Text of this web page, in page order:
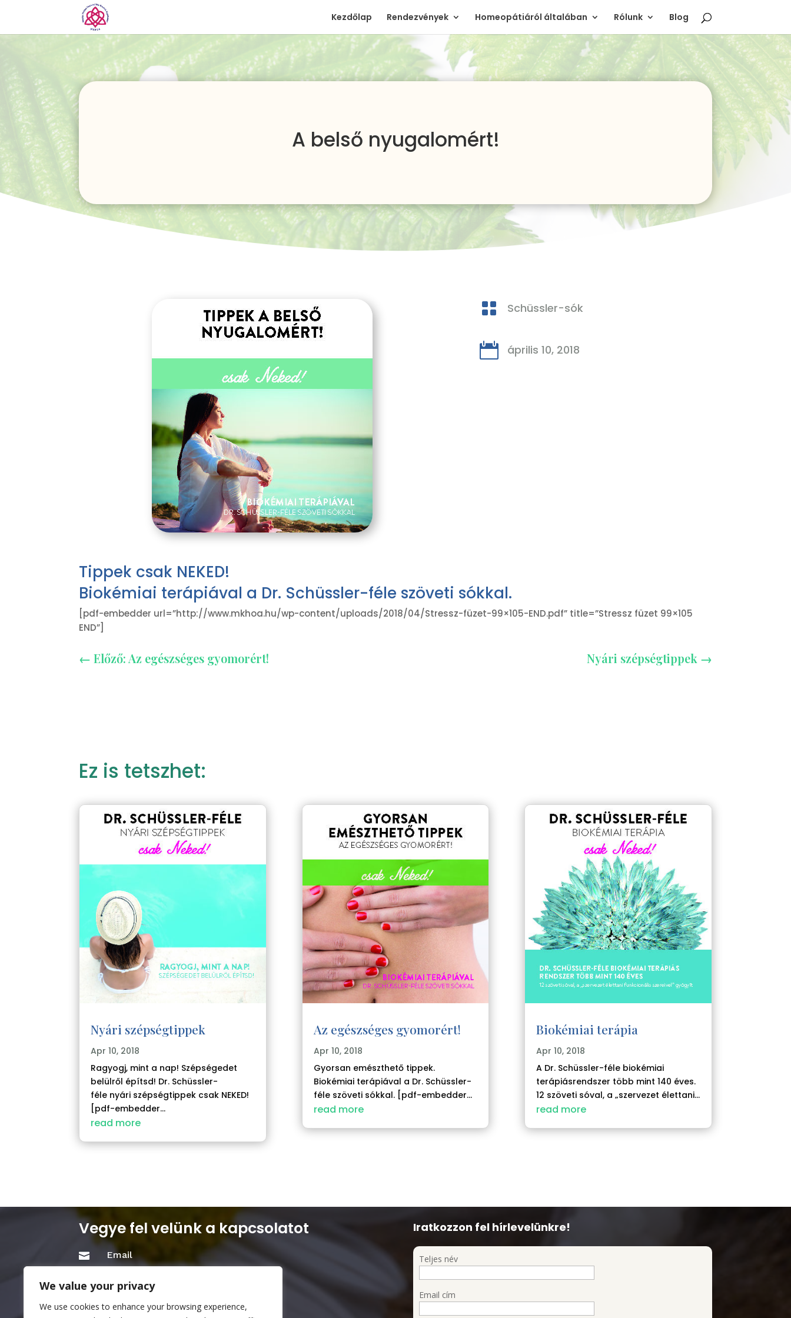
We value your privacy
We use cookies to enhance your browsing experience,
Kezdőlap Rendezvények Homeopátiáról általában Rólunk Blog
A belső nyugalomért!
 Schüssler-sók
 április 10, 2018
Tippek csak NEKED!
Biokémiai terápiával a Dr. Schüssler-féle szöveti sókkal.
[pdf-embedder url=”http://www.mkhoa.hu/wp-content/uploads/2018/04/Stressz-füzet-99×105-END.pdf” title=”Stressz füzet 99×105
END”]
←Előző: Az egészséges gyomorért! Nyári szépségtippek →
Ez is tetszhet:
Nyári szépségtippek
Apr 10, 2018
Ragyogj, mint a nap! Szépségedet
belülről építsd! Dr. Schüssler-
féle nyári szépségtippek csak NEKED!
[pdf-embedder...
read more
Az egészséges gyomorért!
Apr 10, 2018
Gyorsan emészthető tippek.
Biokémiai terápiával a Dr. Schüssler-
féle szöveti sókkal. [pdf-embedder...
read more
Biokémiai terápia
Apr 10, 2018
A Dr. Schüssler-féle biokémiai
terápiásrendszer több mint 140 éves.
12 szöveti sóval, a „szervezet élettani...
read more
Vegye fel velünk a kapcsolatot
 Email
 Cím
Iratkozzon fel hírlevelünkre!
Teljes név
Email cím